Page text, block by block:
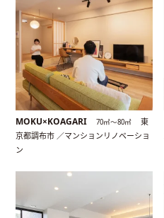
MOKU×KOAGARI 70㎡〜80㎡
東
京都調布市 ／マンションリノベーショ
ン